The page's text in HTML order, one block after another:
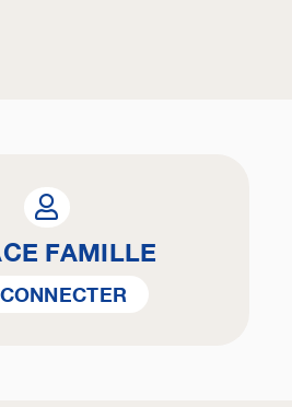
FAMILLE